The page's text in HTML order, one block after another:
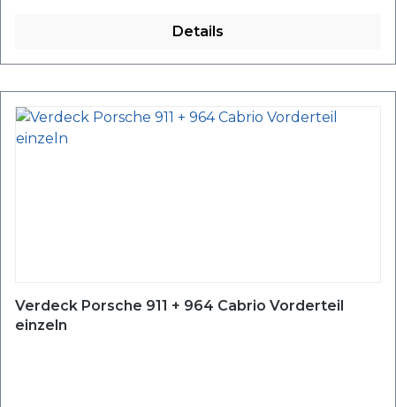
Details
Verdeck Porsche 911 + 964 Cabrio Vorderteil
einzeln